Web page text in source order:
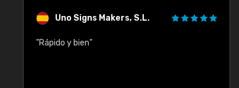
Uno Signs Makers, S.L.
"Rápido y bien"